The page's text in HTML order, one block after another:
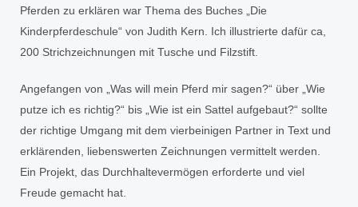
Pferden zu erklären war Thema des Buches „Die
Kinderpferdeschule“ von Judith Kern. Ich illustrierte dafür ca,
200 Strichzeichnungen mit Tusche und Filzstift.
Angefangen von „Was will mein Pferd mir sagen?“ über „Wie
putze ich es richtig?“ bis „Wie ist ein Sattel aufgebaut?“ sollte
der richtige Umgang mit dem vierbeinigen Partner in Text und
erklärenden, liebenswerten Zeichnungen vermittelt werden.
Ein Projekt, das Durchhaltevermögen erforderte und viel
Freude gemacht hat.